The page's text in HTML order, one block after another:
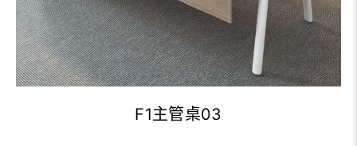
F1主管桌03